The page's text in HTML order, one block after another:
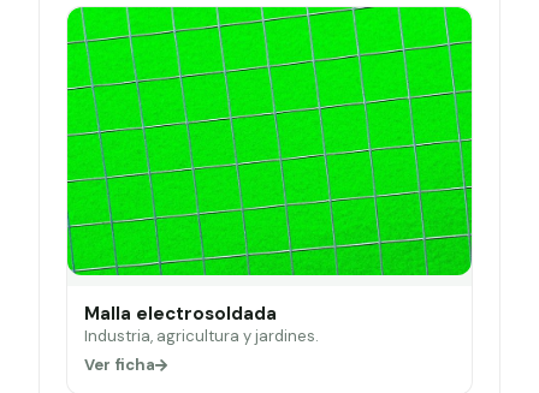
Malla electrosoldada
Industria, agricultura y jardines.
Ver ficha